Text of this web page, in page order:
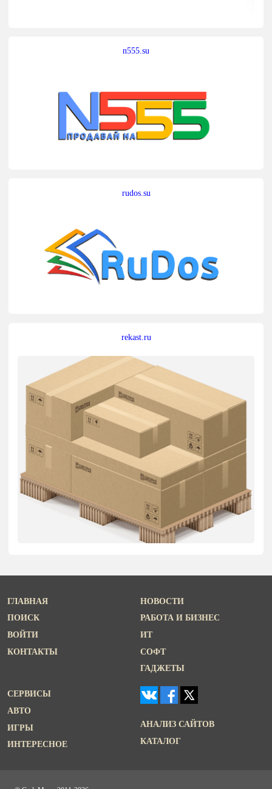
n555.su
rudos.su
rekast.ru
ГЛАВНАЯ
ПОИСК
ВОЙТИ
КОНТАКТЫ
НОВОСТИ
РАБОТА И БИЗНЕС
ИТ
СОФТ
ГАДЖЕТЫ
СЕРВИСЫ
АВТО
ИГРЫ
ИНТЕРЕСНОЕ
АНАЛИЗ САЙТОВ
КАТАЛОГ